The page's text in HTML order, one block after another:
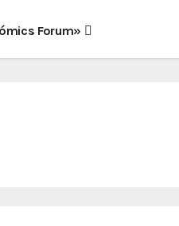
Forum»